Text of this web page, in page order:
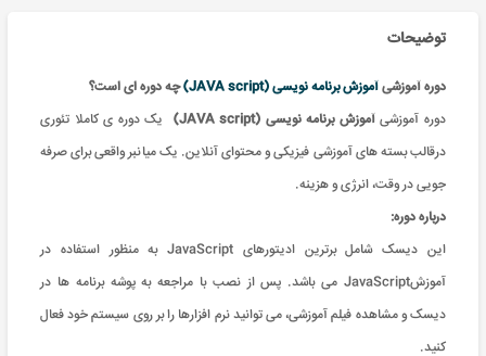
توضیحات
دوره آموزشیآموزش برنامه نویسی (JAVA script)
چه دوره ای است؟
دوره آموزشیآموزش برنامه نویسی (JAVA script)
یک دوره ی کاملا تئوری
درقالب بسته های آموزشی فیزیکی و محتوای آنلاین. یک میانبر واقعی برای صرفه
جویی در وقت، انرژی و هزینه.
درباره دوره:
این دیسک شامل برترین ادیتورهای JavaScript به منظور استفاده در
آموزشJavaScript می باشد. پس از نصب با مراجعه به پوشه برنامه ها در
دیسک و مشاهده فیلم آموزشی، می توانید نرم افزارها را بر روی سیستم خود فعال
کنید.